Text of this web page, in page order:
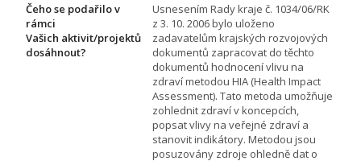
Čeho se podařilo v
rámci
Vašich aktivit/projektů
dosáhnout?
Usnesením Rady kraje č. 1034/06/RK
z 3. 10. 2006 bylo uloženo
zadavatelům krajských rozvojových
dokumentů zapracovat do těchto
dokumentů hodnocení vlivu na
zdraví metodou HIA (Health Impact
Assessment). Tato metoda umožňuje
zohlednit zdraví v koncepcích,
popsat vlivy na veřejné zdraví a
stanovit indikátory. Metodou jsou
posuzovány zdroje ohledně dat o